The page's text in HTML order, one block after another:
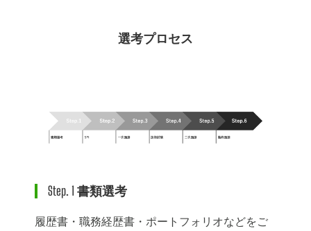
選考プロセス
Step. 1 書類選考
履歴書・職務経歴書・ポートフォリオなどをご